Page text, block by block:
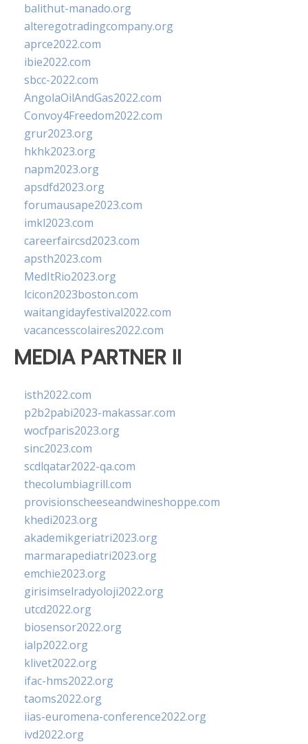
balithut-manado.org
alteregotradingcompany.org
aprce2022.com
ibie2022.com
sbcc-2022.com
AngolaOilAndGas2022.com
Convoy4Freedom2022.com
grur2023.org
hkhk2023.org
napm2023.org
apsdfd2023.org
forumausape2023.com
imkl2023.com
careerfaircsd2023.com
apsth2023.com
MedItRio2023.org
lcicon2023boston.com
waitangidayfestival2022.com
vacancesscolaires2022.com
MEDIA PARTNER II
isth2022.com
p2b2pabi2023-makassar.com
wocfparis2023.org
sinc2023.com
scdlqatar2022-qa.com
thecolumbiagrill.com
provisionscheeseandwineshoppe.com
khedi2023.org
akademikgeriatri2023.org
marmarapediatri2023.org
emchie2023.org
girisimselradyoloji2022.org
utcd2022.org
biosensor2022.org
ialp2022.org
klivet2022.org
ifac-hms2022.org
taoms2022.org
iias-euromena-conference2022.org
ivd2022.org